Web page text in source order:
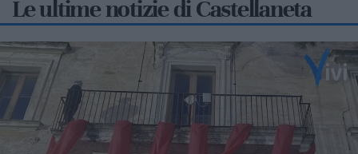
Le ultime notizie di Castellaneta